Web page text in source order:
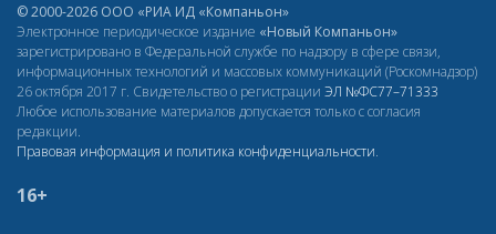
© 2000-2026 ООО «РИА ИД «Компаньон»
Электронное периодическое издание «Новый Компаньон»
зарегистрировано в Федеральной службе по надзору в сфере связи,
информационных технологий и массовых коммуникаций (Роскомнадзор)
26 октября 2017 г. Свидетельство о регистрации ЭЛ №ФС77–71333
Любое использование материалов допускается только с согласия
редакции.
Правовая информация и политика конфиденциальности.
16+